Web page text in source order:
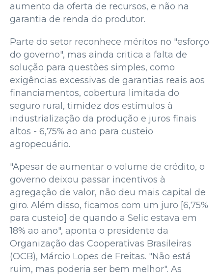
aumento da oferta de recursos, e não na
garantia de renda do produtor.
Parte do setor reconhece méritos no "esforço
do governo", mas ainda critica a falta de
solução para questões simples, como
exigências excessivas de garantias reais aos
financiamentos, cobertura limitada do
seguro rural, timidez dos estímulos à
industrialização da produção e juros finais
altos - 6,75% ao ano para custeio
agropecuário.
"Apesar de aumentar o volume de crédito, o
governo deixou passar incentivos à
agregação de valor, não deu mais capital de
giro. Além disso, ficamos com um juro [6,75%
para custeio] de quando a Selic estava em
18% ao ano", aponta o presidente da
Organização das Cooperativas Brasileiras
(OCB), Márcio Lopes de Freitas. "Não está
ruim, mas poderia ser bem melhor". As